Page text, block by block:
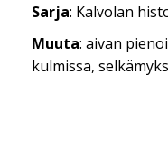
Sarja: Kalvolan
Muuta: aivan
kulmissa,